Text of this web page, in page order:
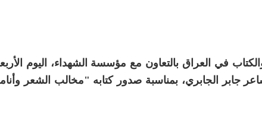
بالشاعر جابر الجابري، بمناسبة صدور كتابه "مخالب الشعر